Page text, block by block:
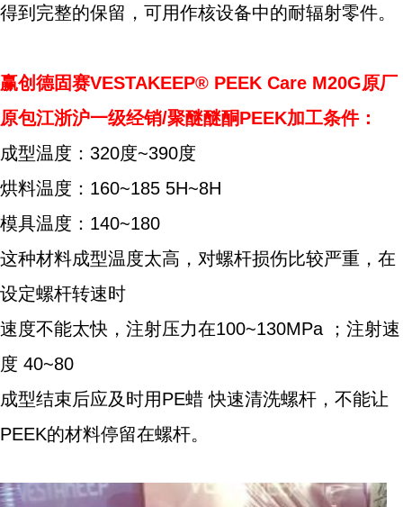
得到完整的保留，可用作核设备中的耐辐射零件。
赢创德固赛VESTAKEEP® PEEK Care M20G原厂
原包江浙沪一级经销/聚醚醚酮PEEK加工条件：
成型温度：320度~390度
烘料温度：160~185 5H~8H
模具温度：140~180
这种材料成型温度太高，对螺杆损伤比较严重，在
设定螺杆转速时
速度不能太快，注射压力在100~130MPa ；注射速
度 40~80
成型结束后应及时用PE蜡 快速清洗螺杆，不能让
PEEK的材料停留在螺杆。